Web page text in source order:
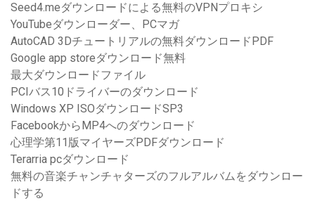
Seed4.meダウンロードによる無料のVPNプロキシ
YouTubeダウンローダー、PCマガ
AutoCAD 3Dチュートリアルの無料ダウンロードPDF
Google app storeダウンロード無料
最大ダウンロードファイル
PCIバス10ドライバーのダウンロード
Windows XP ISOダウンロードSP3
FacebookからMP4へのダウンロード
心理学第11版マイヤーズPDFダウンロード
Terarria pcダウンロード
無料の音楽チャンチャターズのフルアルバムをダウンロー
ドする